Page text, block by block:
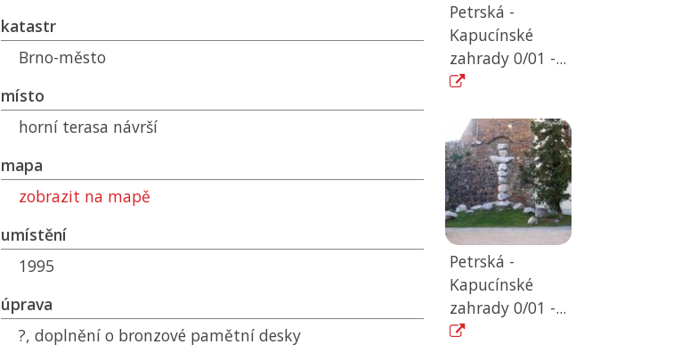
katastr
Brno-město
místo
horní terasa návrší
mapa
zobrazit na mapě
umístění
1995
úprava
?, doplnění o bronzové pamětní desky
Petrská -
Kapucínské
zahrady 0/01 -...
Petrská -
Kapucínské
zahrady 0/01 -...